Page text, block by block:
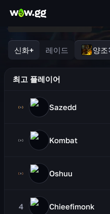
신화+ 레이드 양조
최고 플레이어
Sazedd
Kombat
Oshuu
4 Chieefimonk